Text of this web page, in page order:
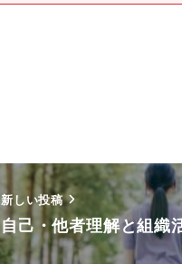
新しい投稿
自己・他者理解と組織